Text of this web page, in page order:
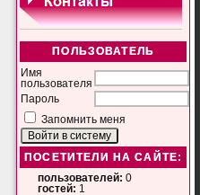
ПОЛЬЗОВАТЕЛЬ
Имя
пользователя
Пароль
Запомнить меня
ПОСЕТИТЕЛИ НА САЙТЕ:
пользователей: 0
гостей: 1